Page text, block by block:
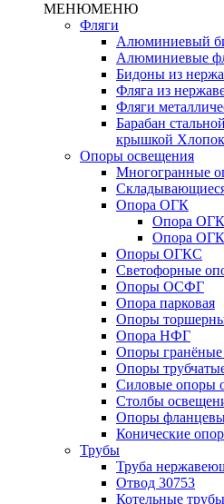
МЕНЮМЕНЮ
Фляги
Алюминиевый
Алюминиевые
Бидоны из
Фляга из
Фляги
Барабан
крышкой
Опоры освещения
Многогранные
Опора ОГК
Опора
Опора
Опоры ОГКС
Светофорные
Опоры ОСФГ
Опора парковая
Опоры
Опора НФГ
Опоры
Опоры
Силовые опоры
Столбы
Опоры
Конические
Трубы
Труба
Отвод 30753
Котельные трубы